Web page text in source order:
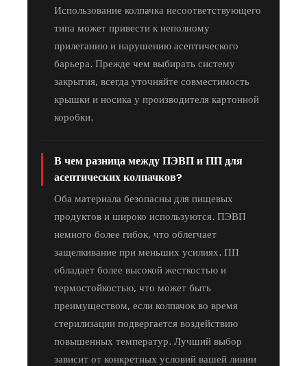
Использование колпачка несоответствующего
типа может привести к неполному
прилеганию и нарушению асептического
барьера. Прежде чем выбирать систему
закрытия, всегда уточняйте совместимость
крышки и носика у производителя картонной
коробки.
В чем разница между ПЭВП и ПП для
асептических колпачков?
Оба материала безопасны для пищевых
продуктов и широко используются. ПЭВП
немного более гибок, что облегчает
защелкивание при меньших усилиях. ПП
обладает более высокой жесткостью и
термостойкостью, что может быть
преимуществом, если колпачок во время
стерилизации подвергается воздействию
повышенных температур. Лучший выбор
зависит от конкретных условий вашей линии